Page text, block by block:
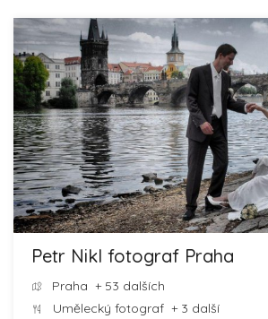
Petr Nikl fotograf Praha
Praha + 53 dalších
Umělecký fotograf + 3 další